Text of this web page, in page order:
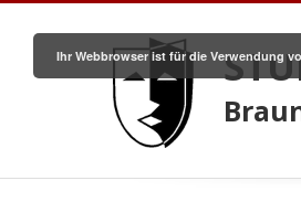
Ihr Webbrowser ist für die Verwendung